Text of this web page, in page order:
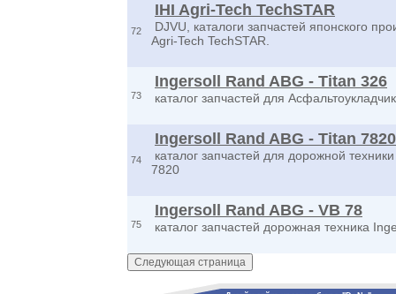
72
IHI Agri-Tech TechSTAR
DJVU, каталоги запчастей японского
Agri-Tech TechSTAR.
73
Ingersoll Rand ABG - Titan 326
каталог запчастей для
74
Ingersoll Rand ABG - Titan 7820
каталог запчастей для дорожной
7820
75
Ingersoll Rand ABG - VB 78
каталог запчастей дорожная техника